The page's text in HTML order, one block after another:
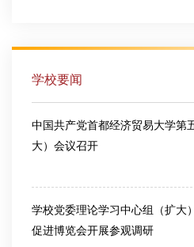
学校要闻
中国共产党首都经济贸易大学第
大）会议召开
学校党委理论学习中心组（扩大
促进博览会开展参观调研